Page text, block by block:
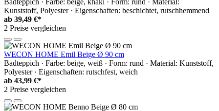
Badteppich · Farbe: beige, khaki · Form: rund · Material:
Kunststoff, Polyester · Eigenschaften: beschichtet, rutschhemmend
ab 39,49 €*
2 Preise vergleichen
WECON HOME Emil Beige Ø 90 cm
Badteppich · Farbe: beige, weiß · Form: rund · Material: Kunststoff,
Polyester · Eigenschaften: rutschfest, weich
ab 43,99 €*
2 Preise vergleichen